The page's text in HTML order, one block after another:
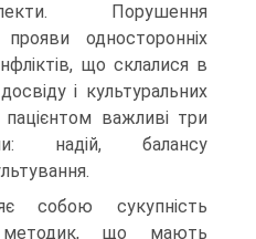
Порушення
односторонніх
що склалися в
і культуральних
важливі три
надій, балансу
собою сукупність
методик, що мають